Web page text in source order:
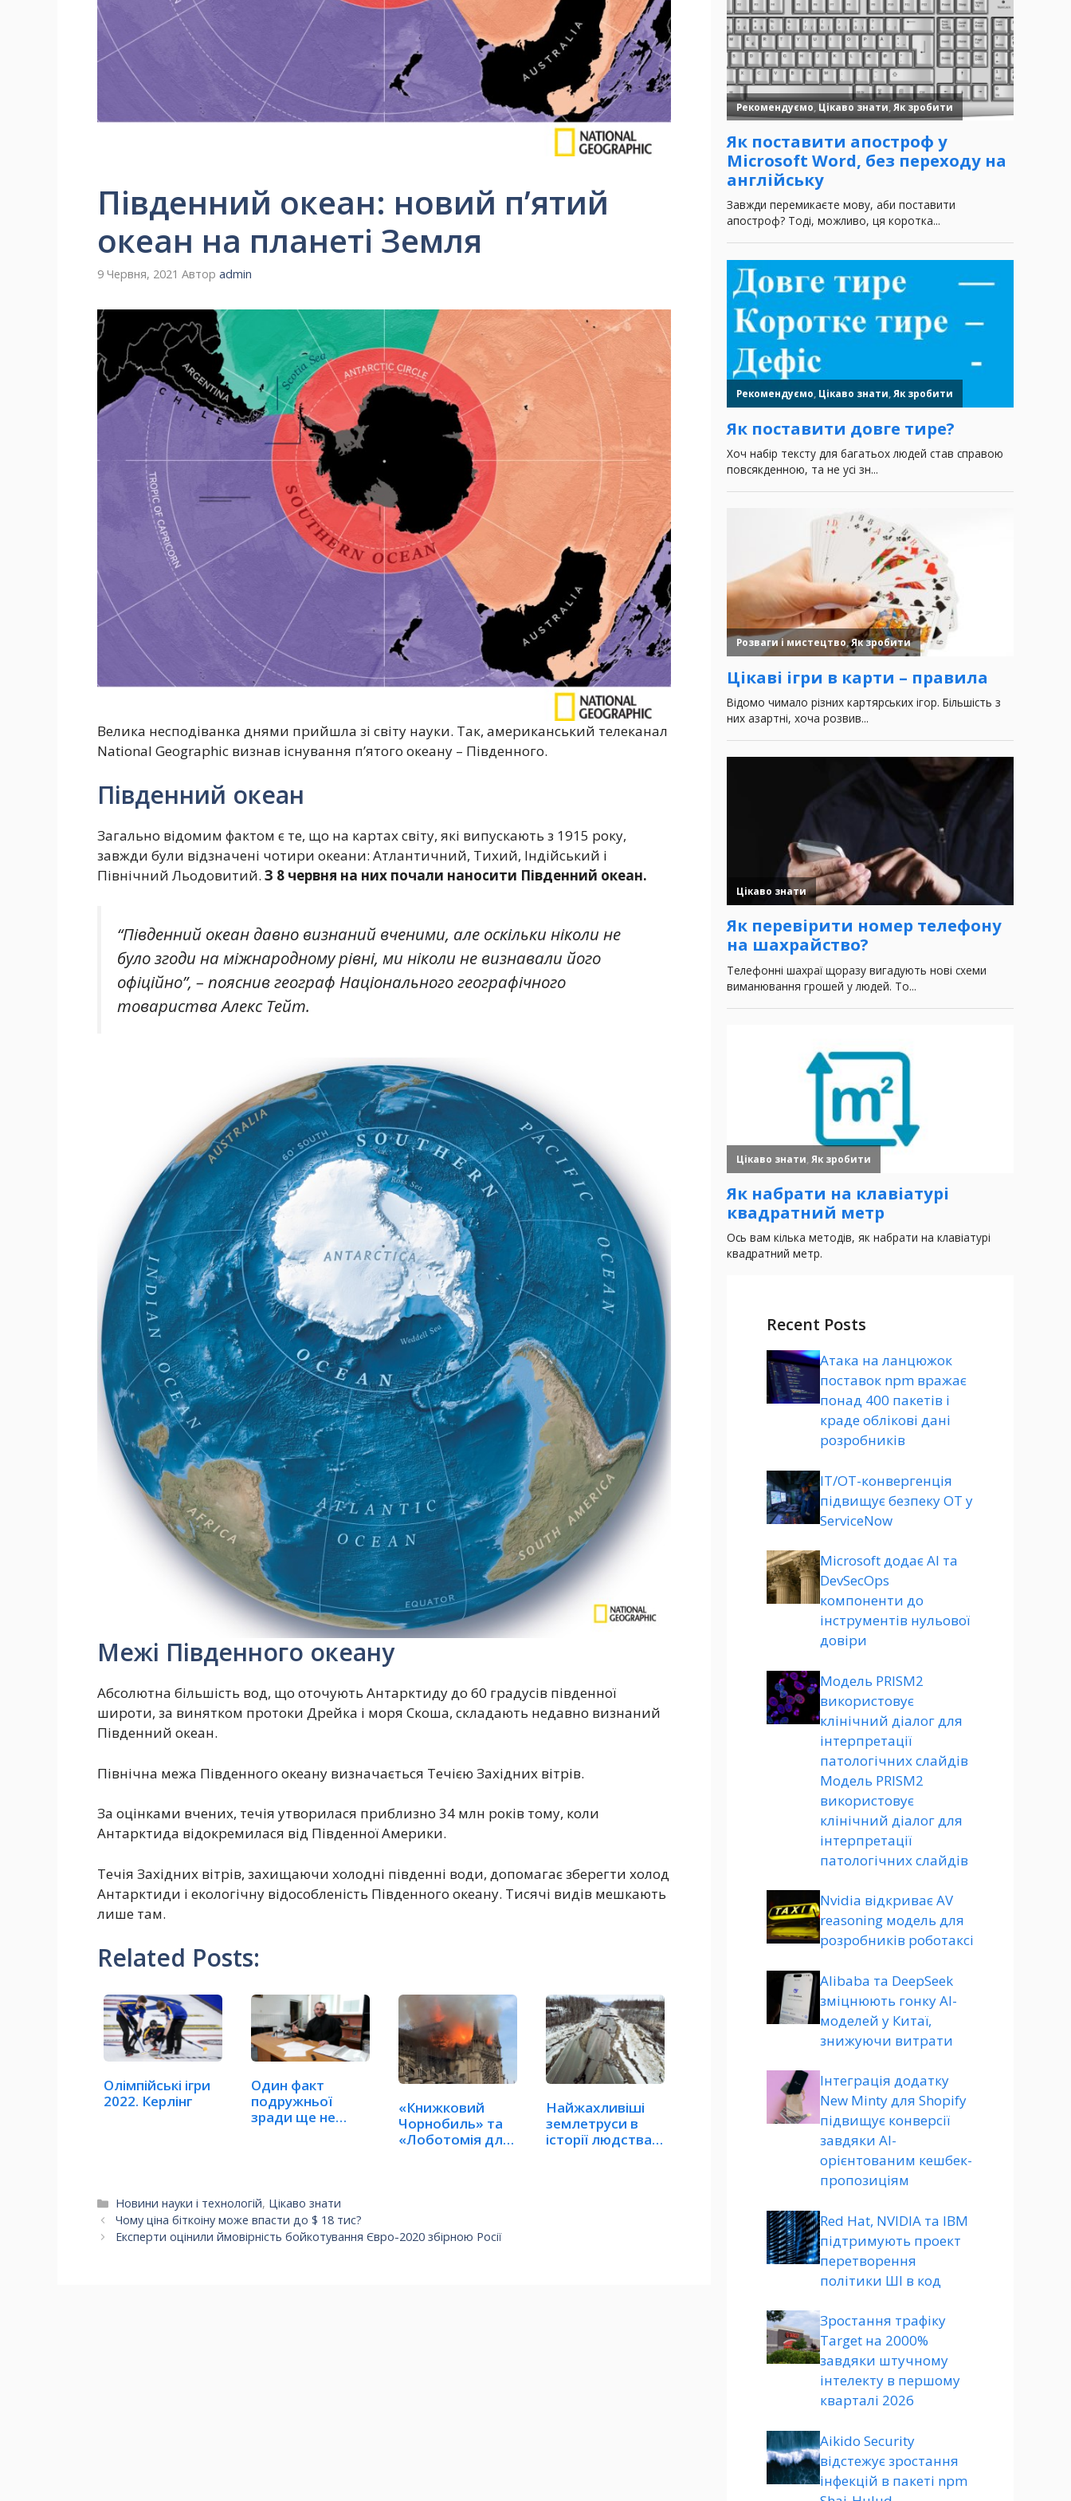
Південний океан: новий п’ятий
океан на планеті Земля
9 Червня, 2021 Автор admin
Велика несподіванка днями прийшла зі світу науки. Так, американський телеканал
National Geographic визнав існування п’ятого океану – Південного.
Південний океан
Загально відомим фактом є те, що на картах світу, які випускають з 1915 року,
завжди були відзначені чотири океани: Атлантичний, Тихий, Індійський і
Північний Льодовитий. З 8 червня на них почали наносити Південний океан.
“Південний океан давно визнаний вченими, але оскільки ніколи не
було згоди на міжнародному рівні, ми ніколи не визнавали його
офіційно”, – пояснив географ Національного географічного
товариства Алекс Тейт.
Межі Південного океану
Абсолютна більшість вод, що оточують Антарктиду до 60 градусів південної
широти, за винятком протоки Дрейка і моря Скоша, складають недавно визнаний
Південний океан.
Північна межа Південного океану визначається Течією Західних вітрів.
За оцінками вчених, течія утворилася приблизно 34 млн років тому, коли
Антарктида відокремилася від Південної Америки.
Течія Західних вітрів, захищаючи холодні південні води, допомагає зберегти холод
Антарктиди і екологічну відособленість Південного океану. Тисячі видів мешкають
лише там.
Related Posts:
Олімпійські ігри
2022. Керлінг
Один факт
подружньої
зради ще не
«Книжковий
Чорнобиль» та
«Лоботомія для
Найжахливіші
землетруси в
історії людства.
Категорії
Новини науки і технологій, Цікаво знати
Чому ціна біткоіну може впасти до $ 18 тис?
Експерти оцінили ймовірність бойкотування Євро-2020 збірною Росії
Recent Posts
Атака на ланцюжок
поставок npm вражає
понад 400 пакетів і
краде облікові дані
розробників
ІТ/ОТ-конвергенція
підвищує безпеку ОТ у
ServiceNow
Microsoft додає AI та
DevSecOps
компоненти до
інструментів нульової
довіри
Модель PRISM2
використовує
клінічний діалог для
інтерпретації
патологічних слайдів
Модель PRISM2
використовує
клінічний діалог для
інтерпретації
патологічних слайдів
Nvidia відкриває AV
reasoning модель для
розробників роботаксі
Alibaba та DeepSeek
зміцнюють гонку AI-
моделей у Китаї,
знижуючи витрати
Інтеграція додатку
New Minty для Shopify
підвищує конверсії
завдяки AI-
орієнтованим кешбек-
пропозиціям
Red Hat, NVIDIA та IBM
підтримують проект
перетворення
політики ШІ в код
Зростання трафіку
Target на 2000%
завдяки штучному
інтелекту в першому
кварталі 2026
Aikido Security
відстежує зростання
інфекцій в пакеті npm